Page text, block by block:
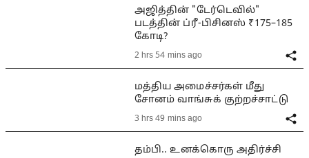
அஜித்தின் "டேர்டெவில்"
படத்தின் ப்ரீ-பிசினஸ் ₹175–185
கோடி?
2 hrs 54 mins ago
மத்திய அமைச்சர்கள் மீது
சோனம் வாங்சுக் குற்றச்சாட்டு
3 hrs 49 mins ago
தம்பி.. உனக்கொரு அதிர்ச்சி